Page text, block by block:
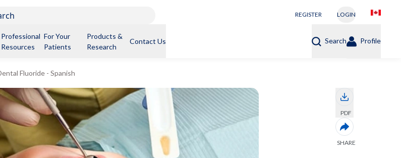
REGISTER LOGIN
Professional
Resources
For Your
Patients
Products &
Research
Contact Us Search Profile
Fluoride - Spanish
PDF
SHARE